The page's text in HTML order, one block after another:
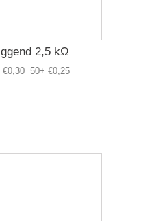
2,5 kΩ
€0,30 50+ €0,25